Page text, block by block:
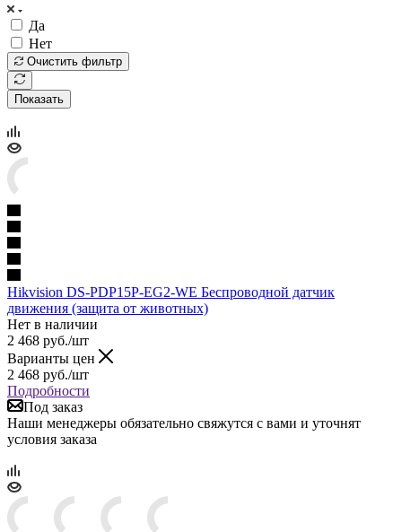
Да
Нет
Очистить фильтр
Показать
Hikvision DS-PDP15P-EG2-WE Беспроводной датчик
движения (защита от животных)
Нет в наличии
2 468 руб./шт
Варианты цен
2 468 руб./шт
Подробности
Под заказ
Наши менеджеры обязательно свяжутся с вами и уточнят
условия заказа